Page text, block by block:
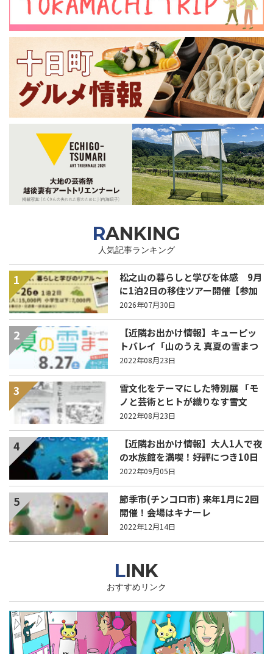
RANKING
人気記事ランキング
1
松之山の暮らしと学びを体感 9月
に1泊2日の移住ツアー開催【参加
家族募集】
2026年07月30日
2
【近隣お出かけ情報】キューピッ
トバレイ「山のうえ 真夏の雪まつ
り」 27日(土)に開催！
2022年08月23日
3
雪文化をテーマにした特別展 「モ
ノと芸術とヒトが織りなす雪文
化」9月6日から
2022年08月23日
4
【近隣お出かけ情報】大人1人で夜
の水族館を満喫！好評につき10日
（土）も開催！
2022年09月05日
5
節季市(チンコロ市) 来年1月に2回
開催！会場はキナーレ
2022年12月14日
LINK
おすすめリンク